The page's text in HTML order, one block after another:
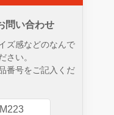
問い合わせ
ズ感などのなんで
さい。
番号をご記入くだ